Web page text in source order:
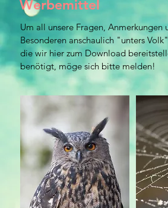
Werbemittel
Um all unsere Fragen,
Besonderen anschaulich "unters
die wir hier zum Download
benötigt, möge sich bitte melden!